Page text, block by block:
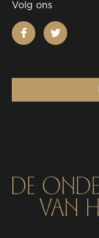
Volg ons
facebooktwitter